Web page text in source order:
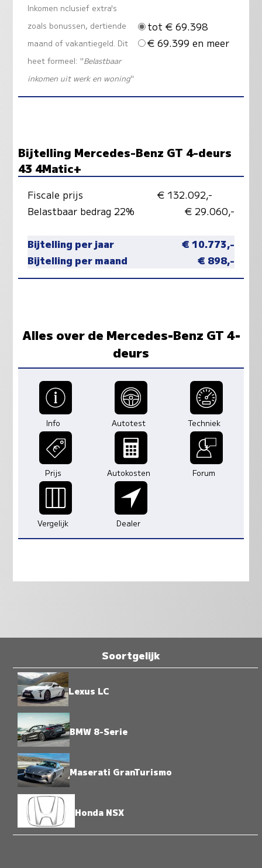
Inkomen nclusief extra's
zoals bonussen, dertiende
maand of vakantiegeld. Dit
heet formeel: "Belastbaar
inkomen uit werk en woning"
tot € 69.398
€ 69.399 en meer
Bijtelling Mercedes-Benz GT 4-deurs
43 4Matic+
Fiscale prijs
€ 132.092,-
Belastbaar bedrag 22%
€ 29.060,-
Bijtelling per jaar
€ 10.773,-
Bijtelling per maand
€ 898,-
Alles over de Mercedes-Benz GT 4-
deurs
Info Autotest Techniek
Prijs Autokosten Forum
Vergelijk Dealer
Soortgelijk
Lexus LC
BMW 8-Serie
Maserati GranTurismo
Honda NSX